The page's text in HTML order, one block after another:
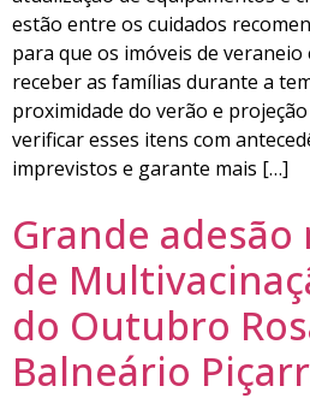
estão entre os cuidados
para que os imóveis de
receber as famílias durante a
proximidade do verão e
verificar esses itens com
imprevistos e garante mais […]
Grande adesão
de
do Outubro
Balneário